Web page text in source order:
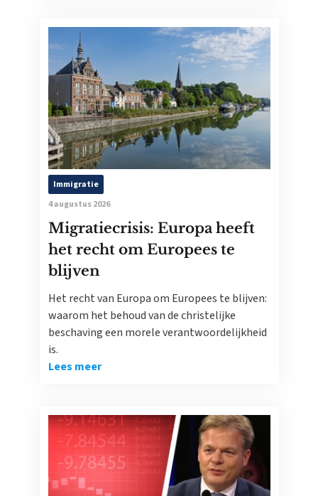
Immigratie
4 augustus 2026
Migratiecrisis: Europa heeft
het recht om Europees te
blijven
Het recht van Europa om Europees te blijven:
waarom het behoud van de christelijke
beschaving een morele verantwoordelijkheid
is.
Lees meer